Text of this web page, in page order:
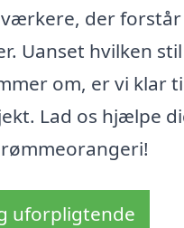
der forstår
Uanset hvilken stil
om, er vi klar
Lad os hjælpe
uforpligtende